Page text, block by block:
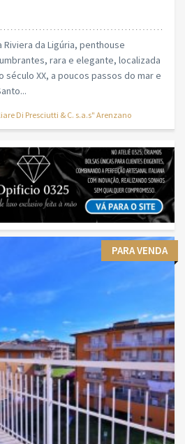
Riviera da Ligúria, penthouse
rara e elegante, localizada
século XX, a poucos passos do mar e
Di Presciutti & C. s.a.s" Arenzano
PARA VENDA